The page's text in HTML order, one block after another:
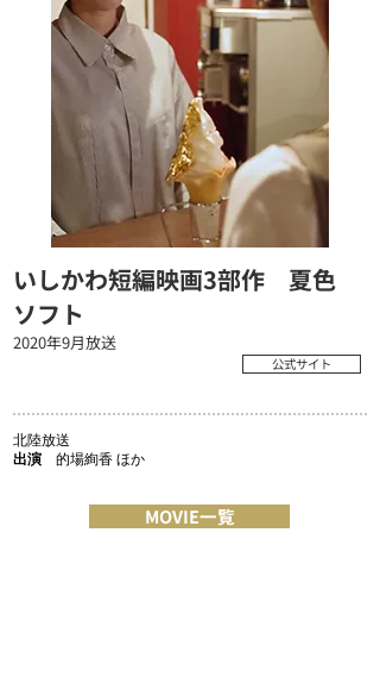
いしかわ短編映画3部作 夏色
ソフト
2020年9月放送
公式サイト
北陸放送
出演 的場絢香 ほか
MOVIE一覧